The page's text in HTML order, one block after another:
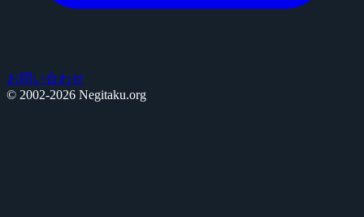
お問い合わせ
© 2002-2026 Negitaku.org